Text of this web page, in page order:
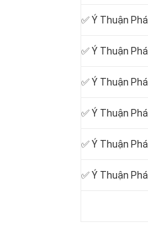
✅ Ý Thuận
✅ Ý Thuận
✅ Ý Thuận
✅ Ý Thuận
✅ Ý Thuận
✅ Ý Thuận